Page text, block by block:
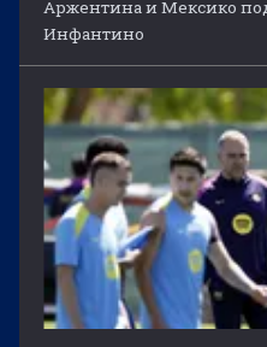
Аржентина и Мексико
Инфантино